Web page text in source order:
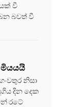
වී
බවත් වී
මියයයි
නිසා
දින දෙක
රටේ